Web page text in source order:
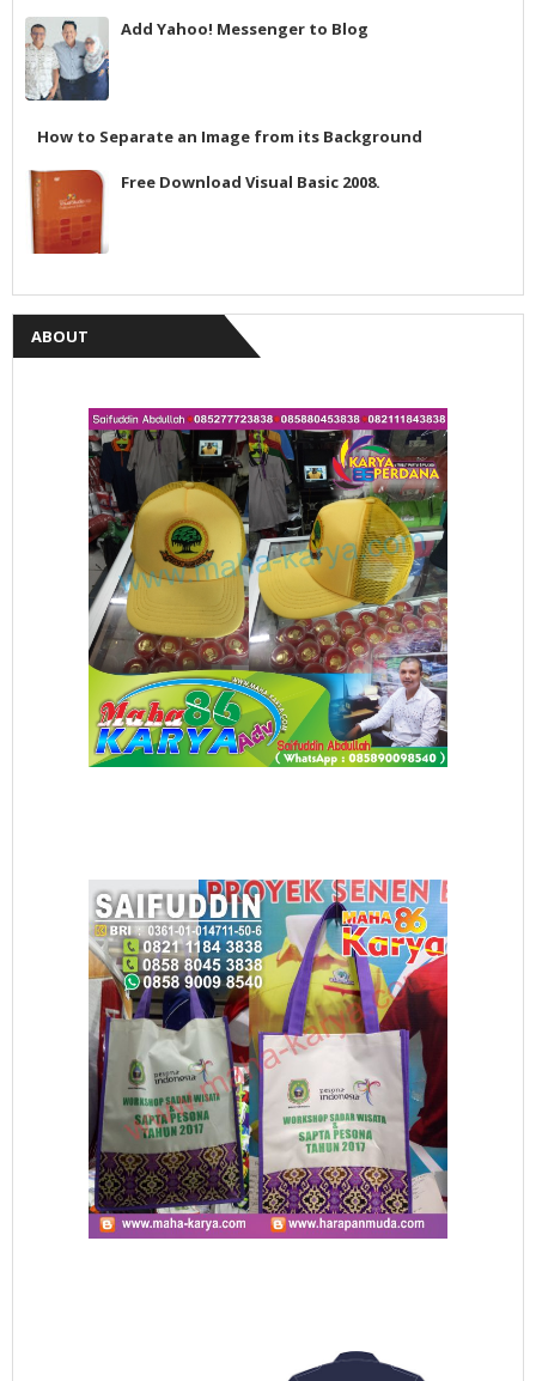
Add Yahoo! Messenger to Blog
How to Separate an Image from its Background
Free Download Visual Basic 2008.
ABOUT